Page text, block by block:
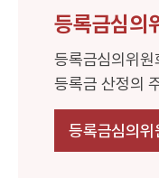
등록금심의
등록금심의위
등록금 산정의
등록금심의위